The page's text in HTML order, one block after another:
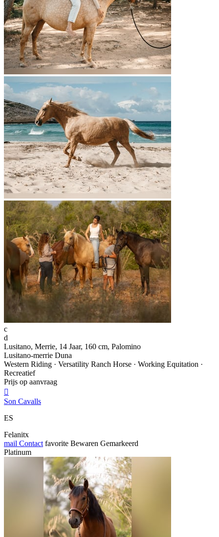
c
d
Lusitano, Merrie, 14 Jaar, 160 cm, Palomino
Lusitano-merrie Duna
Western Riding · Versatility Ranch Horse · Working Equitation ·
Recreatief
Prijs op aanvraag

Son Cavalls
ES
Felanitx
mail Contact favorite Bewaren Gemarkeerd
Platinum